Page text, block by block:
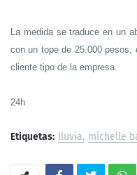
La medida se traduce en un
con un tope de 25.000 pesos,
cliente tipo de la empresa.
24h
Etiquetas: lluvia michelle